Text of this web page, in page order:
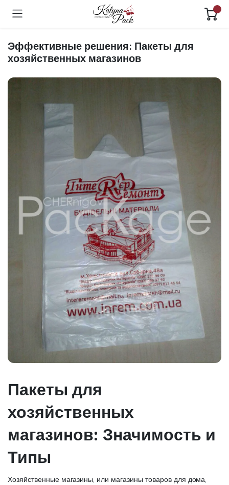
Эффективные решения: Пакеты для
хозяйственных магазинов
Пакеты для
хозяйственных
магазинов: Значимость и
Типы
Хозяйственные магазины, или магазины товаров для дома,